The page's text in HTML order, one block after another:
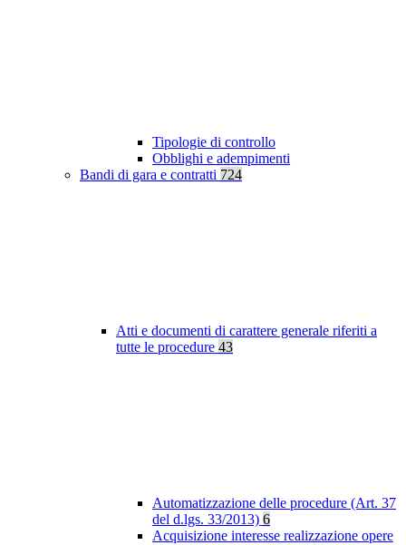
Tipologie di controllo
Obblighi e adempimenti
Bandi di gara e contratti 724
Atti e documenti di carattere generale riferiti a
tutte le procedure 43
Automatizzazione delle procedure (Art. 37
del d.lgs. 33/2013) 6
Acquisizione interesse realizzazione opere